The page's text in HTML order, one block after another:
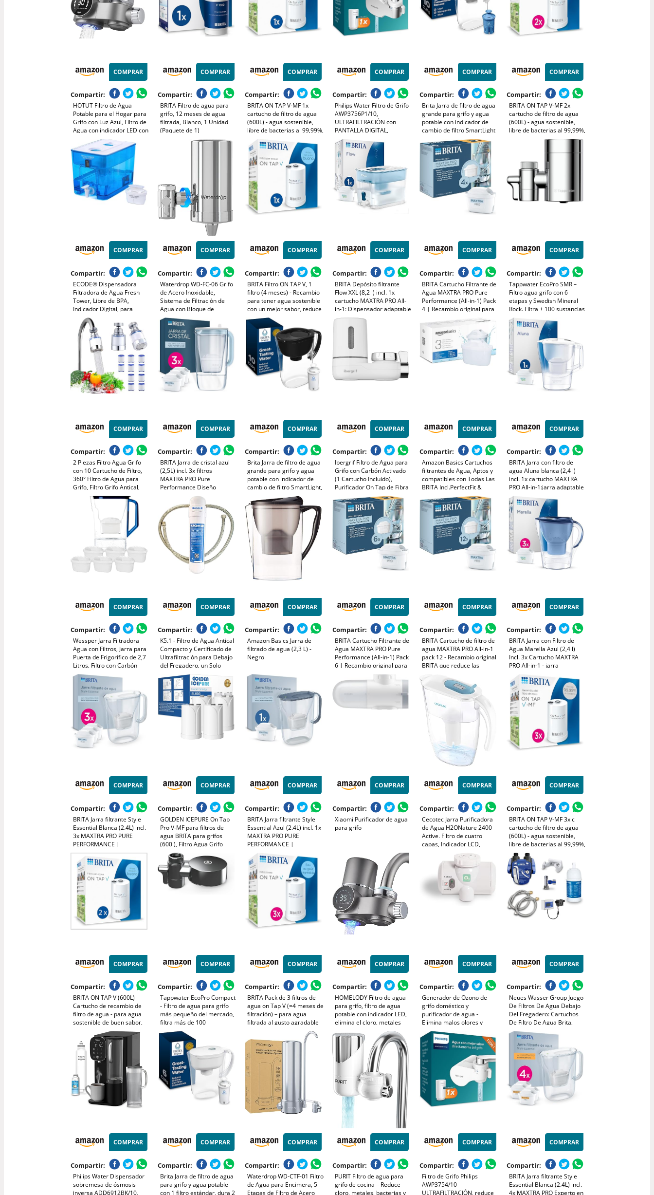
COMPRAR
Compartir:
HOTUT Filtro de Agua
Potable para el Hogar para
Grifo con Luz Azul, Filtro de
Agua con indicador LED con
1 Cartuchos de Fibra de
Carbono, Elimina el Cloro
COMPRAR
Compartir:
BRITA Filtro de agua para
grifo, 12 meses de agua
filtrada, Blanco, 1 Unidad
(Paquete de 1)
COMPRAR
Compartir:
BRITA ON TAP V-MF 1x
cartucho de filtro de agua
(600L) - agua sostenible,
libre de bacterias al 99,99%,
sabor mejorado, reduce
micropartículas finas, PFAS,
metales y sustancias que
afectan el sabor.
COMPRAR
Compartir:
Philips Water Filtro de Grifo
AWP3756P1/10,
ULTRAFILTRACIÓN con
PANTALLA DIGITAL,
capacidad de filtración de
1200 L, reduce CLORO,
PLOMO, MICROPLÁSTICOS y
BACTERIAS
COMPRAR
Compartir:
Brita Jarra de filtro de agua
grande para grifo y agua
potable con indicador de
cambio de filtro SmartLight
+ 1 filtro Elite, reduce el
99% del plomo, dura 6
meses, capacidad de 10
tazas, color blanco
COMPRAR
Compartir:
BRITA ON TAP V-MF 2x
cartucho de filtro de agua
(600L) - agua sostenible,
libre de bacterias al 99,99%,
sabor mejorado, reduce
metales y sustancias que
afectan el sabor.
COMPRAR
Compartir:
ECODE® Dispensadora
Filtradora de Agua Fresh
Tower, Libre de BPA,
Indicador Digital, para
Nevera, Incluye Filtro
purificador Compatible,
Capacidad de 9.5L, Larga
Duración - Water Filter jug
COMPRAR
Compartir:
Waterdrop WD-FC-06 Grifo
de Acero Inoxidable,
Sistema de Filtración de
Agua con Bloque de
Carbón, Elimina el Cloro, los
Metales Pesados y el Mal
Sabor (1 Filtro Incluido)
COMPRAR
Compartir:
BRITA Filtro ON TAP V, 1
filtro (4 meses) - Recambio
para tener agua sostenible
con un mejor sabor, reduce
pequeñas partículas,
metales y sustancias que
alteran el sabor
COMPRAR
Compartir:
BRITA Depósito filtrante
Flow XXL (8,2 l) incl. 1x
cartucho MAXTRA PRO All-
in-1: Dispensador adaptable
al frigorífico para familias y
oficinas, que reduce cloro,
COMPRAR
Compartir:
BRITA Cartucho Filtrante de
Agua MAXTRA PRO Pure
Performance (All-in-1) Pack
4 | Recambio original para
todas las jarras BRITA para
agua de sabor puro - filtra
PFAS, cloro, cal y metales
COMPRAR
Compartir:
Tappwater EcoPro SMR –
Filtro agua grifo con 6
etapas y Swedish Mineral
Rock. Filtra + 100 sustancias
y añade minerales
esenciales para agua pura y
saludable. Purificador agua
con tecnología exclusiva
COMPRAR
Compartir:
2 Piezas Filtro Agua Grifo
con 10 Cartucho de Filtro,
360° Filtro de Agua para
Grifo, Filtro Grifo Antical,
Filtros de Agua para Grifo,
Filtros Agua Grifo para
Cocina Fregadero Baño
COMPRAR
Compartir:
BRITA Jarra de cristal azul
(2,5L) incl. 3x filtros
MAXTRA PRO Pure
Performance Diseño
premium con tapa abatible
de fácil llenado e indicador,
que reduce la cal, el cloro y
las impurezas
COMPRAR
Compartir:
Brita Jarra de filtro de agua
grande para grifo y agua
potable con indicador de
cambio de filtro SmartLight,
incluye 1 filtro estándar, sin
BPA, dura 2 meses,
capacidad de 10 tazas,
color negro lima
COMPRAR
Compartir:
Ibergrif Filtro de Agua para
Grifo con Carbón Activado
(1 Cartucho Incluido),
Purificador On Tap de Fibra
que Reduce Cloro, PFAS,
Sedimentos y Mal Sabor,
Fácil Instalación, Blanco,
M91007
COMPRAR
Compartir:
Amazon Basics Cartuchos
filtrantes de Agua, Aptos y
compatibles con Todas Las
BRITA Incl.PerfectFit &
Jarras, 3 Unidad
COMPRAR
Compartir:
BRITA Jarra con filtro de
agua Aluna blanca (2,4 l)
incl. 1x cartucho MAXTRA
PRO All-in-1:jarra adaptable
al frigorífico con LTI digital
que reduce cloro, cal e
impurezas.
COMPRAR
Compartir:
Wessper Jarra Filtradora
Agua con Filtros, Jarra para
Puerta de Frigorífico de 2,7
Litros, Filtro con Carbón
Activo y Resina de
Intercambio Iónico, Jarra y
Juego de 6 Cartuchos - Azul
COMPRAR
Compartir:
K5.1 - Filtro de Agua Antical
Compacto y Certificado de
Ultrafiltración para Debajo
del Fregadero, un Solo
Cartucho 3 en 1, Máxima
Filtración y Ahorro,
Precisión de Filtrado 0.01
Micras
COMPRAR
Compartir:
Amazon Basics Jarra de
filtrado de agua (2,3 L) -
Negro
COMPRAR
Compartir:
BRITA Cartucho Filtrante de
Agua MAXTRA PRO Pure
Performance (All-in-1) Pack
6 | Recambio original para
todas las jarras BRITA para
agua de sabor puro - filtra
PFAS, cloro, cal y metales
COMPRAR
Compartir:
BRITA Cartucho de filtro de
agua MAXTRA PRO All-in-1
pack 12 - Recambio original
BRITA que reduce las
los pesticidas y la cal para
obtener agua del grifo con
mejor sabor
COMPRAR
Compartir:
BRITA Jarra con Filtro de
Agua Marella Azul (2,4 l)
Incl. 3x Cartucho MAXTRA
PRO All-in-1 - jarra
adaptable al frigorífico con
LTI digital y tapa abatible
que reduce cloro, cal e
impurezas.
COMPRAR
Compartir:
BRITA Jarra filtrante Style
Essential Blanca (2.4L) incl.
3x MAXTRA PRO PURE
PERFORMANCE |
Compatible con la puerta
del frigorífico, con indicador
LED, filtra impurezas y
metales
COMPRAR
Compartir:
GOLDEN ICEPURE On Tap
Pro V-MF para filtros de
agua BRITA para grifos
(600l), Filtro Agua Grifo
Brita On Tap paquete de 4
unidades
COMPRAR
Compartir:
BRITA Jarra filtrante Style
Essential Azul (2.4L) incl. 1x
MAXTRA PRO PURE
PERFORMANCE |
Compatible con la puerta
del frigorífico, con indicador
LED, filtra impurezas,
metales y mucho más
COMPRAR
Compartir:
Xiaomi Purificador de agua
para grifo
COMPRAR
Compartir:
Cecotec Jarra Purificadora
de Agua H2ONature 2400
Active. Filtro de cuatro
capas, Indicador LCD,
Capacidad máxima 2,4 L sin
filtro, Tapa Extraíble, Incluye
3 Filtros
COMPRAR
Compartir:
BRITA ON TAP V-MF 3x c
cartucho de filtro de agua
(600L) - agua sostenible,
libre de bacterias al 99,99%,
sabor mejorado, reduce
micropartículas finas, PFAS,
metales y sustancias que
afectan el sabor.
COMPRAR
Compartir:
BRITA ON TAP V (600L)
Cartucho de recambio de
filtro de agua - para agua
sostenible de buen sabor,
reduce las micro partículas,
los metales pesados y otras
sustancias que alteran el
sabor
COMPRAR
Compartir:
Tappwater EcoPro Compact
- Filtro de agua para grifo
más pequeño del mercado,
filtra más de 100
sustancias. Sistema de
filtración en 5 etapas con
nanotecnología. Filtro de
agua para grifo. (cromado)
COMPRAR
Compartir:
BRITA Pack de 3 filtros de
agua on Tap V (=4 meses de
filtración) – para agua
filtrada al gusto agradable
al instante, directamente
desde tu grifo de cocina.
COMPRAR
Compartir:
HOMELODY Filtro de agua
para grifo, filtro de agua
potable con indicador LED,
elimina el cloro, metales
pesados y mal sabor, filtro
de grifo con luz azul para
cocina (1 filtro)
COMPRAR
Compartir:
Generador de Ozono de
grifo doméstico y
purificador de agua -
Elimina malos olores y
previene intoxicaciones
alimentarias - Producción
de ozono de 70 mg/h -
Ozono Hogar.
COMPRAR
Compartir:
Neues Wasser Group Juego
De Filtros De Agua Debajo
Del Fregadero: Cartuchos
De Filtro De Agua Brita,
Cabezal De Filtro Brita,
Tubo, Adaptador De Válvula
Angular, Indicador De
Cambio De Reloj Digiflow
COMPRAR
Compartir:
Philips Water Dispensador
sobremesa de ósmosis
inversa ADD6912BK/10,
COMPRAR
Compartir:
Brita Jarra de filtro de agua
para grifo y agua potable
con 1 filtro estándar, dura 2
COMPRAR
Compartir:
Waterdrop WD-CTF-01 Filtro
de Agua para Encimera, 5
Etapas de Filtro de Acero
COMPRAR
Compartir:
PURIT Filtro de agua para
grifo de cocina – Reduce
cloro, metales, bacterias y
COMPRAR
Compartir:
Filtro de Grifo Philips
AWP3754/10
ULTRAFILTRACIÓN, reduce
COMPRAR
Compartir:
BRITA Jarra filtrante Style
Essential Blanca (2.4L) incl.
4x MAXTRA PRO Experto en